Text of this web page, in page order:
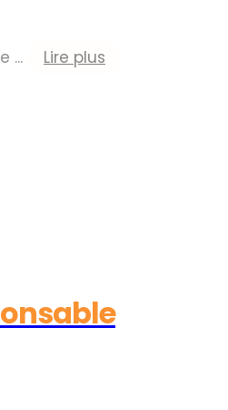
... Lire plus